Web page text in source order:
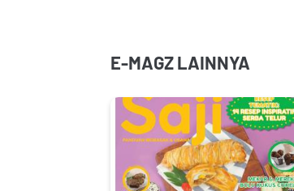
E-MAGZ LAINNYA